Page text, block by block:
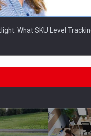
What SKU Level